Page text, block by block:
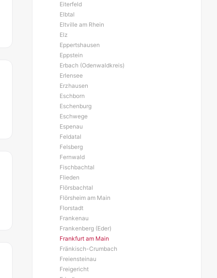
Eiterfeld
Elbtal
Eltville am Rhein
Elz
Eppertshausen
Eppstein
Erbach (Odenwaldkreis)
Erlensee
Erzhausen
Eschborn
Eschenburg
Eschwege
Espenau
Feldatal
Felsberg
Fernwald
Fischbachtal
Flieden
Flörsbachtal
Flörsheim am Main
Florstadt
Frankenau
Frankenberg (Eder)
Frankfurt am Main
Fränkisch-Crumbach
Freiensteinau
Freigericht